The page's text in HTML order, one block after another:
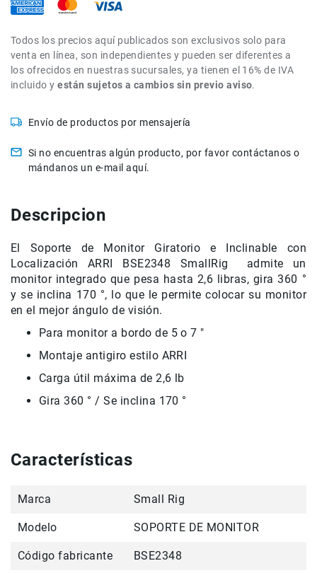
Videolamparas
de
video
Cine
Cinema
para
Rigs
Camaras
de
Kits
Accesorios
Fotografía
Cámaras
Mirrorless
(DSLR)
Compactas
Fullframe
APS-
Fullframe
Accesorios
Todos los precios aquí publicados son exclusivos solo para
venta en línea, son independientes y pueden ser diferentes a
los ofrecidos en nuestras sucursales, ya tienen el 16% de IVA
incluido yestán sujetos a cambios sin previo aviso.
Envío de productos por mensajería
Si no encuentras algún producto, por favor contáctanos o
mándanos un e-mail aquí.
Descripcion
El
Soporte de Monitor Giratorio e Inclinable con
Localización ARRI BSE2348 SmallRig
admite un
monitor integrado que pesa hasta 2,6 libras, gira 360 °
y se inclina 170 °, lo que le permite colocar su monitor
en el mejor ángulo de visión.
Para monitor a bordo de 5 o 7 "
Montaje antigiro estilo ARRI
Carga útil máxima de 2,6 lb
Gira 360 ° / Se inclina 170 °
Características
Marca Small Rig
Modelo SOPORTE DE MONITOR
Código fabricante BSE2348